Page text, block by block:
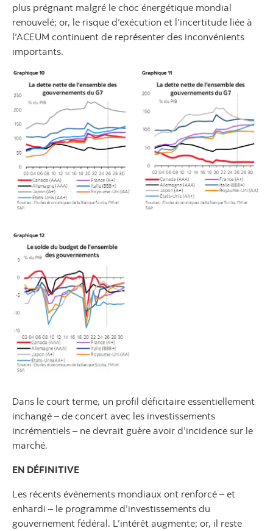
plus prégnant malgré le choc énergétique mondial
renouvelé; or, le risque d’exécution et l’incertitude liée à
l’ACEUM continuent de représenter des inconvénients
importants.
Dans le court terme, un profil déficitaire essentiellement
inchangé – de concert avec les investissements
incrémentiels – ne devrait guère avoir d’incidence sur le
marché.
EN DÉFINITIVE
Les récents événements mondiaux ont renforcé – et
enhardi – le programme d’investissements du
gouvernement fédéral. L’intérêt augmente; or, il reste